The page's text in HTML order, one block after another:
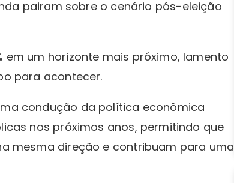
pairam sobre o cenário pós-eleição
em um horizonte mais próximo, lamento
para acontecer.
condução da política econômica
nos próximos anos, permitindo que
mesma direção e contribuam para uma